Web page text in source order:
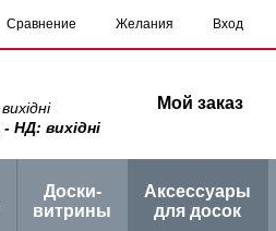
Сравнение Желания Вход
вихідні
НД: вихідні
Мой заказ
Доски-
витрины
Аксессуары
для досок